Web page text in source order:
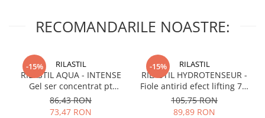
RECOMANDARILE NOASTRE:
-15% RILASTIL
RILASTIL AQUA - INTENSE
Gel ser concentrat pt
hidratare si anti-poluare x
30ml
86,43 RON
73,47 RON
-15% RILASTIL
RILASTIL HYDROTENSEUR -
Fiole antirid efect lifting 7 X
1ml
105,75 RON
89,89 RON